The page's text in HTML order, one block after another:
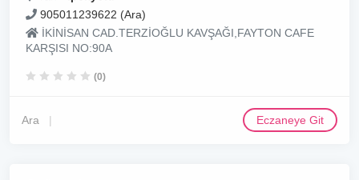
905011239622 (Ara)
İKİNİSAN CAD.TERZİOĞLU KAVŞAĞI,FAYTON CAFE
KARŞISI NO:90A
(0)
Ara Eczaneye Git